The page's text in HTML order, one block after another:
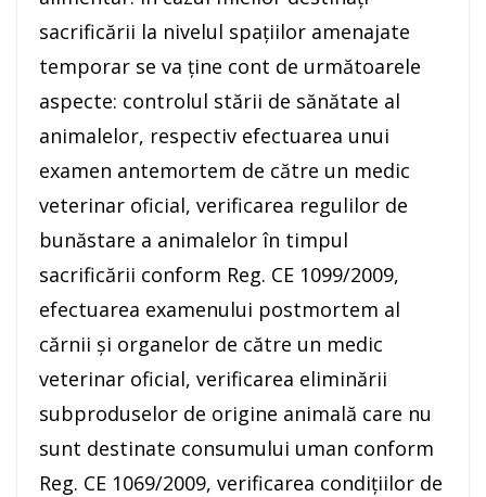
sacrificării la nivelul spațiilor amenajate
temporar se va ține cont de următoarele
aspecte: controlul stării de sănătate al
animalelor, respectiv efectuarea unui
examen antemortem de către un medic
veterinar oficial, verificarea regulilor de
bunăstare a animalelor în timpul
sacrificării conform Reg. CE 1099/2009,
efectuarea examenului postmortem al
cărnii și organelor de către un medic
veterinar oficial, verificarea eliminării
subproduselor de origine animală care nu
sunt destinate consumului uman conform
Reg. CE 1069/2009, verificarea condițiilor de